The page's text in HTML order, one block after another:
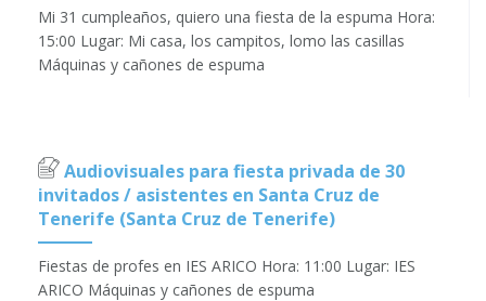
Mi 31 cumpleaños, quiero una fiesta de la espuma Hora:
15:00 Lugar: Mi casa, los campitos, lomo las casillas
Máquinas y cañones de espuma
Audiovisuales para fiesta privada de 30
invitados / asistentes en Santa Cruz de
Tenerife (Santa Cruz de Tenerife)
Fiestas de profes en IES ARICO Hora: 11:00 Lugar: IES
ARICO Máquinas y cañones de espuma